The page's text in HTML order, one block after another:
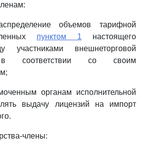
объемов тарифной
пунктом 1 настоящего
участниками внешнеторговой
в соответствии со своим
органам исполнительной
выдачу лицензий на импорт
члены: